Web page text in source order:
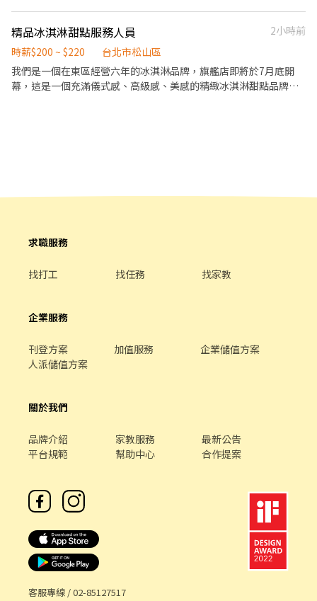
負責結帳、收銀等工作。 餐飲內場： ．擔任廚師的助手，處理烹飪
前與烹飪中之準備工作與其他餐廳相關事務。 ．負責洗、剝、削、
切各種食材。 ．負責清理工作環境、設備和餐具。 ．準備不同餐點
所需要的食材。 ．協助測量食材的容量與重量。 ．負責擺盤、打包
精品冰淇淋甜點服務人員
2小時前
時薪$200 ~ $220
台北市松山區
我們是一個在東區經營六年的冰淇淋品牌，旗艦店即將於7月底開
幕，這是一個充滿儀式感、高級感、美感的精緻冰淇淋甜點品牌，
求職服務
找打工 找任務 找家教
企業服務
刊登方案 加值服務
企業儲值方案
人派儲值方案
關於我們
品牌介紹 家教服務
最新公告
平台規範
幫助中心 合作提案
客服專線 /02-85127517